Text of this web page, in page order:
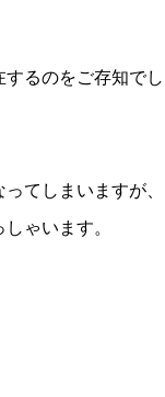
するのをご存知でし
てしまいますが、
ゃいます。